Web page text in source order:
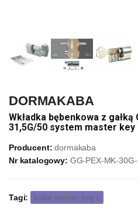
DORMAKABA
Wkładka bębenkowa z gałką
31,5G/50 system master key
Producent: dormakaba
Nr katalogowy: GG-PEX-MK-
Tagi: kaba master key c